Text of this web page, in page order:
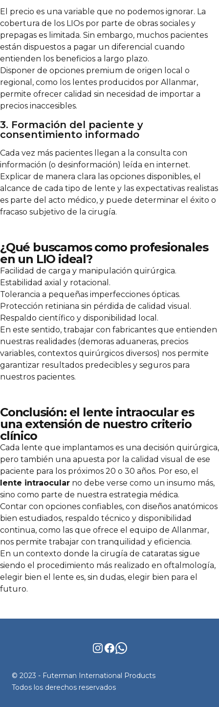
El precio es una variable que no podemos ignorar. La
cobertura de los LIOs por parte de obras sociales y
prepagas es limitada. Sin embargo, muchos pacientes
están dispuestos a pagar un diferencial cuando
entienden los beneficios a largo plazo.
Disponer de opciones premium de origen local o
regional, como los lentes producidos por Allanmar,
permite ofrecer calidad sin necesidad de importar a
precios inaccesibles.
3. Formación del paciente y
consentimiento informado
Cada vez más pacientes llegan a la consulta con
información (o desinformación) leída en internet.
Explicar de manera clara las opciones disponibles, el
alcance de cada tipo de lente y las expectativas realistas
es parte del acto médico, y puede determinar el éxito o
fracaso subjetivo de la cirugía.
¿Qué buscamos como profesionales
en un LIO ideal?
Facilidad de carga y manipulación quirúrgica.
Estabilidad axial y rotacional.
Tolerancia a pequeñas imperfecciones ópticas.
Protección retiniana sin pérdida de calidad visual.
Respaldo científico y disponibilidad local.
En este sentido, trabajar con fabricantes que entienden
nuestras realidades (demoras aduaneras, precios
variables, contextos quirúrgicos diversos) nos permite
garantizar resultados predecibles y seguros para
nuestros pacientes.
Conclusión: el lente intraocular es
una extensión de nuestro criterio
clínico
Cada lente que implantamos es una decisión quirúrgica,
pero también una apuesta por la calidad visual de ese
paciente para los próximos 20 o 30 años. Por eso, el
lente intraocular no debe verse como un insumo más,
sino como parte de nuestra estrategia médica.
Contar con opciones confiables, con diseños anatómicos
bien estudiados, respaldo técnico y disponibilidad
continua, como las que ofrece el equipo de Allanmar,
nos permite trabajar con tranquilidad y eficiencia.
En un contexto donde la cirugía de cataratas sigue
siendo el procedimiento más realizado en oftalmología,
elegir bien el lente es, sin dudas, elegir bien para el
futuro.
Instagram
Facebook
WhatsApp
© 2023 - Futerman International Products
Todos los derechos reservados